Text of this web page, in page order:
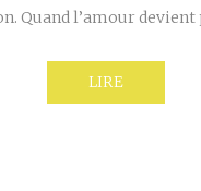
Quand l’amour devient
LIRE